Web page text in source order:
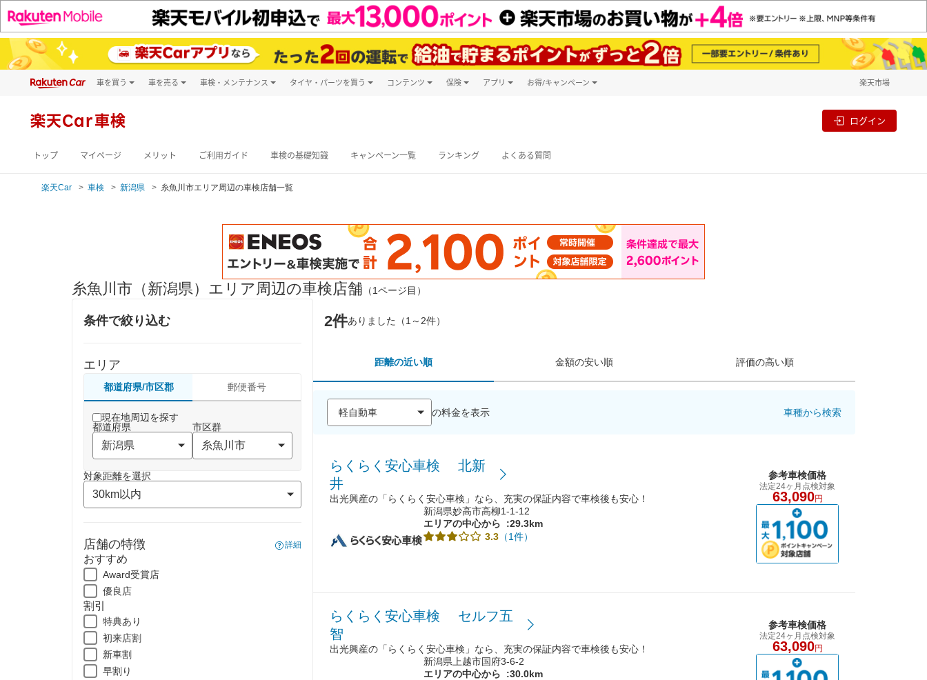
車を買う
新車
車を売る 車検・メンテナンス タイヤ・パーツを買う コンテンツ 保険 アプリ お得/キャンペーン 楽天市場
楽天Car車検 ログイン
トップ マイページ メリット ご利用ガイド 車検の基礎知識 キャンペーン一覧 ランキング よくある質問
楽天Car 車検 新潟県 糸魚川市エリア周辺の車検店舗一覧
糸魚川市（新潟県）エリア周辺の車検店舗 （1ページ目）
条件で絞り込む
エリア
都道府県/市区郡 郵便番号
現在地周辺を探す
都道府県
市区群
対象距離を選択
店舗の特徴 詳細
おすすめ
Award受賞店
優良店
割引
特典あり
初来店割
新車割
早割り
2件ありました（1～2件）
距離の近い順 金額の安い順 評価の高い順
の料金を表示 車種から検索
らくらく安心車検 北新
井
出光興産の「らくらく安心車検」なら、充実の保証内容で車検後も安心！
新潟県妙高市高柳1-1-12
エリアの中心から
:29.3km
3.3 （1件）
参考車検価格
法定24ヶ月点検対象
63,090円
らくらく安心車検 セルフ五
智
出光興産の「らくらく安心車検」なら、充実の保証内容で車検後も安心！
新潟県上越市国府3-6-2
エリアの中心から
:30.0km
参考車検価格
法定24ヶ月点検対象
63,090円